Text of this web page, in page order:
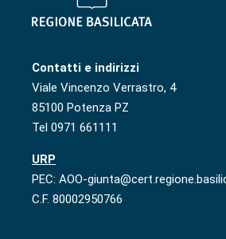
Contatti e indirizzi
Viale Vincenzo Verrastro, 4
85100 Potenza PZ
Tel 0971 661111
URP
PEC: AOO-
C.F. 80002950766